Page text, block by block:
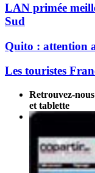
LAN primée
Sud
Quito : attention
Les touristes
Retrouvez-
et tablette